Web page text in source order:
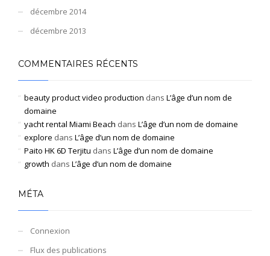
décembre 2014
décembre 2013
COMMENTAIRES RÉCENTS
beauty product video production dans L’âge d’un nom de
domaine
yacht rental Miami Beach dans L’âge d’un nom de domaine
explore dans L’âge d’un nom de domaine
Paito HK 6D Terjitu dans L’âge d’un nom de domaine
growth dans L’âge d’un nom de domaine
MÉTA
Connexion
Flux des publications